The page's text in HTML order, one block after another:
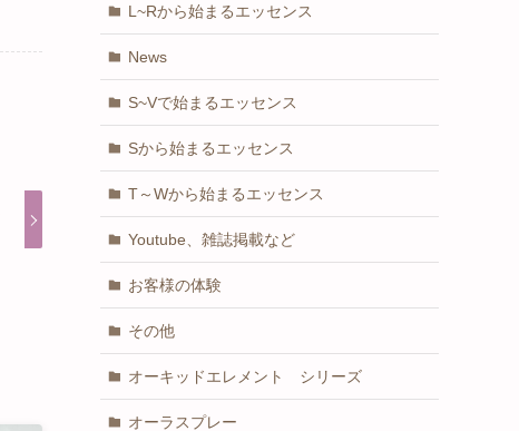
L~Rから始まるエッセンス
News
S~Vで始まるエッセンス
Sから始まるエッセンス
T～Wから始まるエッセンス
Youtube、雑誌掲載など
お客様の体験
その他
オーキッドエレメント シリーズ
オーラスプレー